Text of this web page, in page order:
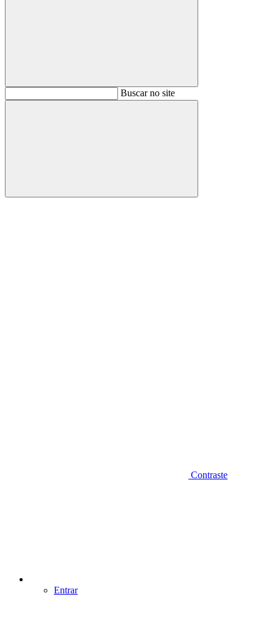
BuscarBuscar no site
Buscar
Contraste
Entrar